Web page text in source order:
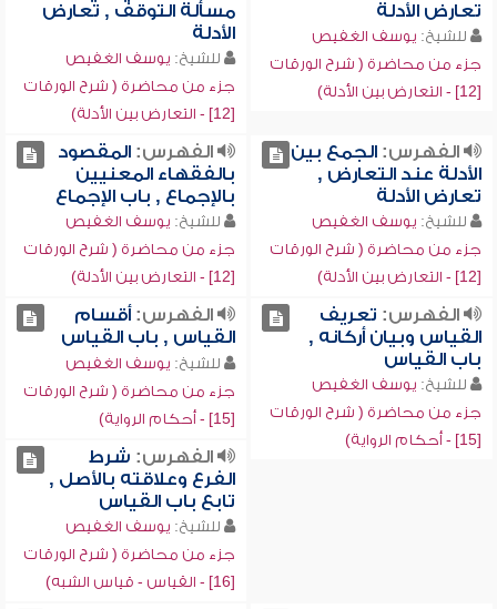
تعارض الأدلة
للشيخ: يوسف الغفيص
جزء من محاضرة ( شرح الورقات
[12] - التعارض بين الأدلة)
مسألة التوقف , تعارض
الأدلة
للشيخ: يوسف الغفيص
جزء من محاضرة ( شرح الورقات
[12] - التعارض بين الأدلة)
الفهرس:الجمع بين
الأدلة عند التعارض ,
تعارض الأدلة
للشيخ: يوسف الغفيص
جزء من محاضرة ( شرح الورقات
[12] - التعارض بين الأدلة)
الفهرس:المقصود
بالفقهاء المعنيين
بالإجماع , باب الإجماع
للشيخ: يوسف الغفيص
جزء من محاضرة ( شرح الورقات
[12] - التعارض بين الأدلة)
الفهرس: تعريف
القياس وبيان أركانه ,
باب القياس
للشيخ: يوسف الغفيص
جزء من محاضرة ( شرح الورقات
[15] - أحكام الرواية)
الفهرس:أقسام
القياس , باب القياس
للشيخ: يوسف الغفيص
جزء من محاضرة ( شرح الورقات
[15] - أحكام الرواية)
الفهرس: شرط
الفرع وعلاقته بالأصل ,
تابع باب القياس
للشيخ: يوسف الغفيص
جزء من محاضرة ( شرح الورقات
[16] - القياس - قياس الشبه)